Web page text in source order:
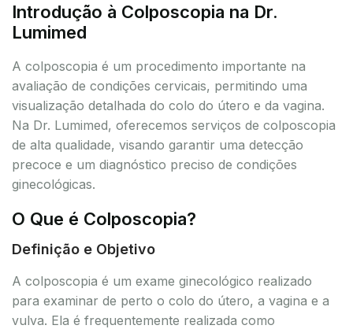
Introdução à Colposcopia na Dr.
Lumimed
A colposcopia é um procedimento importante na
avaliação de condições cervicais, permitindo uma
visualização detalhada do colo do útero e da vagina.
Na Dr. Lumimed, oferecemos serviços de colposcopia
de alta qualidade, visando garantir uma detecção
precoce e um diagnóstico preciso de condições
ginecológicas.
O Que é Colposcopia?
Definição e Objetivo
A colposcopia é um exame ginecológico realizado
para examinar de perto o colo do útero, a vagina e a
vulva. Ela é frequentemente realizada como